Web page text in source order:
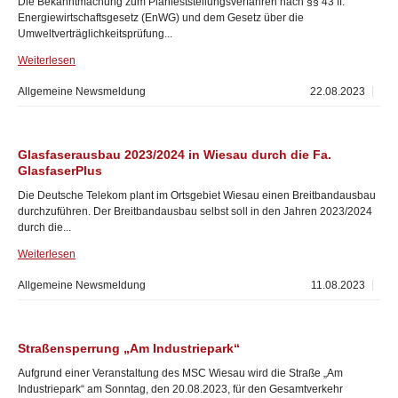
Energiewirtschaftsgesetz (EnWG) und dem Gesetz über die
Umweltverträglichkeitsprüfung...
Weiterlesen
22.08.2023
Allgemeine Newsmeldung
Glasfaserausbau 2023/2024 in Wiesau durch die Fa.
GlasfaserPlus
Die Deutsche Telekom plant im Ortsgebiet Wiesau einen Breitbandausbau
durchzuführen. Der Breitbandausbau selbst soll in den Jahren 2023/2024
durch die...
Weiterlesen
11.08.2023
Allgemeine Newsmeldung
Straßensperrung „Am Industriepark“
Aufgrund einer Veranstaltung des MSC Wiesau wird die Straße „Am
Industriepark“ am Sonntag, den 20.08.2023, für den Gesamtverkehr